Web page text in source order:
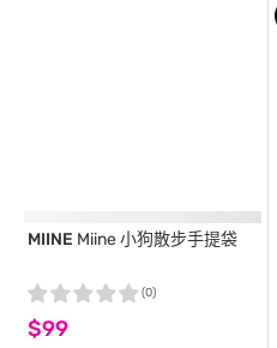
MIINE Miine 小狗散步手提袋
$99
(0)